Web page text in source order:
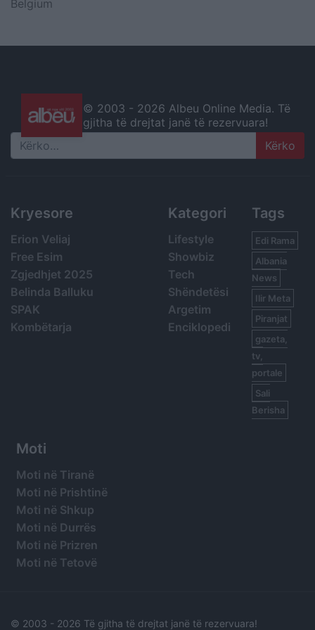
Belgium
© 2003 - 2026 Albeu Online Media. Të
gjitha të drejtat janë të rezervuara!
Search
Kryesore
Erion Veliaj
Free Esim
Zgjedhjet 2025
Belinda Balluku
SPAK
Kombëtarja
Kategori
Lifestyle
Showbiz
Tech
Shëndetësi
Argetim
Enciklopedi
Tags
Edi Rama
Albania
News
Ilir Meta
Piranjat
gazeta,
tv,
portale
Sali
Berisha
Moti
Moti në Tiranë
Moti në Prishtinë
Moti në Shkup
Moti në Durrës
Moti në Prizren
Moti në Tetovë
© 2003 - 2026 Të gjitha të drejtat janë të rezervuara!